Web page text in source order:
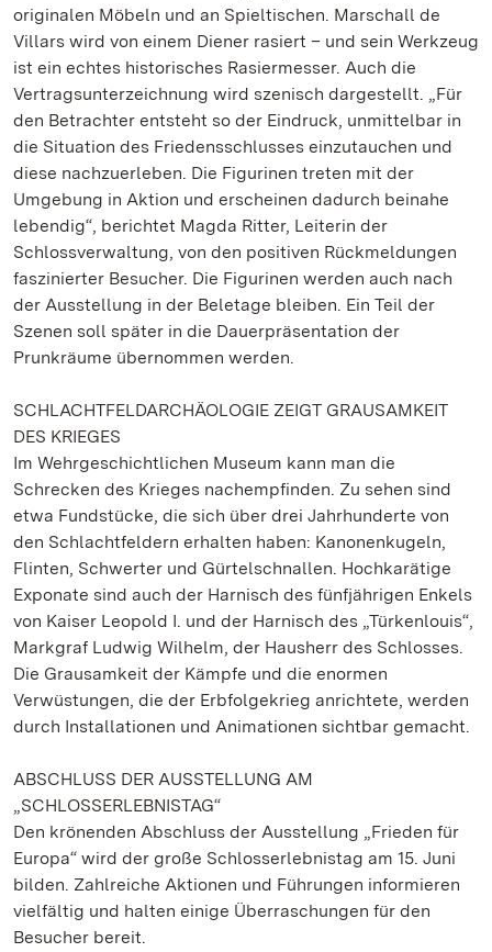
originalen Möbeln und an Spieltischen. Marschall de
Villars wird von einem Diener rasiert – und sein Werkzeug
ist ein echtes historisches Rasiermesser. Auch die
Vertragsunterzeichnung wird szenisch dargestellt. „Für
den Betrachter entsteht so der Eindruck, unmittelbar in
die Situation des Friedensschlusses einzutauchen und
diese nachzuerleben. Die Figurinen treten mit der
Umgebung in Aktion und erscheinen dadurch beinahe
lebendig“, berichtet Magda Ritter, Leiterin der
Schlossverwaltung, von den positiven Rückmeldungen
faszinierter Besucher. Die Figurinen werden auch nach
der Ausstellung in der Beletage bleiben. Ein Teil der
Szenen soll später in die Dauerpräsentation der
Prunkräume übernommen werden.
SCHLACHTFELDARCHÄOLOGIE ZEIGT GRAUSAMKEIT
DES KRIEGES
Im Wehrgeschichtlichen Museum kann man die
Schrecken des Krieges nachempfinden. Zu sehen sind
etwa Fundstücke, die sich über drei Jahrhunderte von
den Schlachtfeldern erhalten haben: Kanonenkugeln,
Flinten, Schwerter und Gürtelschnallen. Hochkarätige
Exponate sind auch der Harnisch des fünfjährigen Enkels
von Kaiser Leopold I. und der Harnisch des „Türkenlouis“,
Markgraf Ludwig Wilhelm, der Hausherr des Schlosses.
Die Grausamkeit der Kämpfe und die enormen
Verwüstungen, die der Erbfolgekrieg anrichtete, werden
durch Installationen und Animationen sichtbar gemacht.
ABSCHLUSS DER AUSSTELLUNG AM
„SCHLOSSERLEBNISTAG“
Den krönenden Abschluss der Ausstellung „Frieden für
Europa“ wird der große Schlosserlebnistag am 15. Juni
bilden. Zahlreiche Aktionen und Führungen informieren
vielfältig und halten einige Überraschungen für den
Besucher bereit.